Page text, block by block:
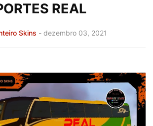
REAL
Skins - dezembro 03, 2021